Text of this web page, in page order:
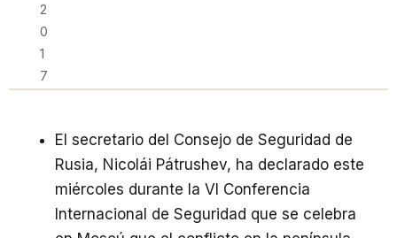
2
0
1
7
El secretario del Consejo de Seguridad de
Rusia, Nicolái Pátrushev, ha declarado este
miércoles durante la VI Conferencia
Internacional de Seguridad que se celebra